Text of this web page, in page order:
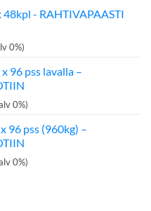
- RAHTIVAPAASTI
€.
0%)
96 pss lavalla –
0%)
96 pss (960kg) –
0%)